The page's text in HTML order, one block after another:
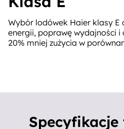
Wybór lodówek Haier klasy E
energii, poprawę wydajności i
20% mniej zużycia w
Specyfikacje